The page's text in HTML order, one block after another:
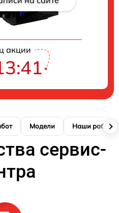
акции
Модели Наши работы
сервис-